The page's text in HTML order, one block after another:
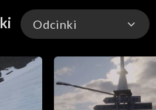
Odcinki
Odcinki